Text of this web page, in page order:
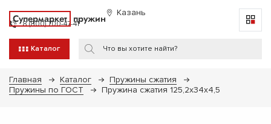
Супермаркет пружин Казань
8 (800) 700-47-41
Каталог
Главная Каталог
Пружины сжатия
Пружины по ГОСТ
Пружина сжатия 125,2х34х4,5